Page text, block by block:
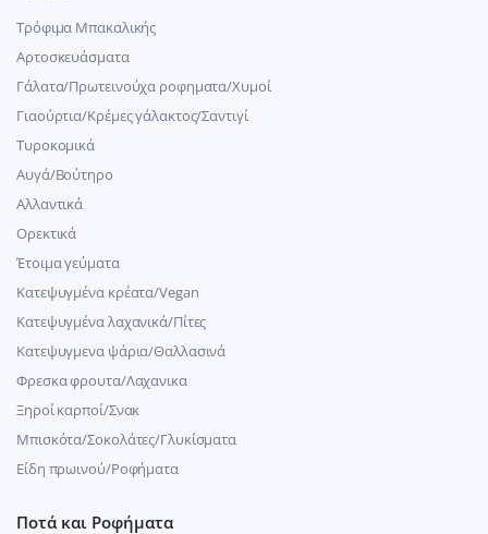
Τρόφιμα Μπακαλικής
Αρτοσκευάσματα
Γάλατα/Πρωτεινούχα ροφηματα/Χυμοί
Γιαούρτια/Κρέμες γάλακτος/Σαντιγί
Τυροκομικά
Αυγά/Βούτηρο
Αλλαντικά
Ορεκτικά
Έτοιμα γεύματα
Κατεψυγμένα κρέατα/Vegan
Kατεψυγμένα λαχανικά/Πίτες
Κατεψυγμενα ψάρια/Θαλλασινά
Φρεσκα φρουτα/Λαχανικα
Ξηροί καρποί/Σνακ
Μπισκότα/Σοκολάτες/Γλυκίσματα
Είδη πρωινού/Ροφήματα
Ποτά και Ροφήματα